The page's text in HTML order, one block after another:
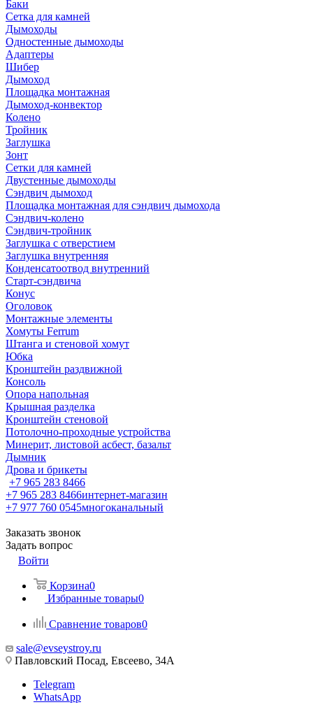
Баки
Сетка для камней
Дымоходы
Одностенные дымоходы
Адаптеры
Шибер
Дымоход
Площадка монтажная
Дымоход-конвектор
Колено
Тройник
Заглушка
Зонт
Сетки для камней
Двустенные дымоходы
Сэндвич дымоход
Площадка монтажная для сэндвич дымохода
Сэндвич-колено
Сэндвич-тройник
Заглушка с отверстием
Заглушка внутренняя
Конденсатоотвод внутренний
Старт-сэндвича
Конус
Оголовок
Монтажные элементы
Хомуты Ferrum
Штанга и стеновой хомут
Юбка
Кронштейн раздвижной
Консоль
Опора напольная
Крышная разделка
Кронштейн стеновой
Потолочно-проходные устройства
Минерит, листовой асбест, базальт
Дымник
Дрова и брикеты
+7 965 283 8466
+7 965 283 8466интернет-магазин
+7 977 760 0545многоканальный
Заказать звонок
Задать вопрос
Войти
Корзина0
Избранные товары0
Сравнение товаров0
sale@evseystroy.ru
Павловский Посад, Евсеево, 34А
Telegram
WhatsApp